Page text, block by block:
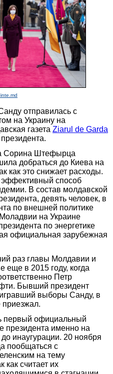
отправилась с
на Украину на
газета Ziarul de Garda
Сорина Штефырца
добраться до Киева на
как это снижает расходы.
способ
В состав молдавской
девять человек, в
по внешней политике
на Украине
по энергетике
официальная зарубежная
раз главы Молдавии и
еще в 2015 году, когда
Петр
Бывший президент
выборы Санду, в
приезжал.
первый официальный
президента именно на
инаугурации. 20 ноября
пообщаться с
на тему
как считает их